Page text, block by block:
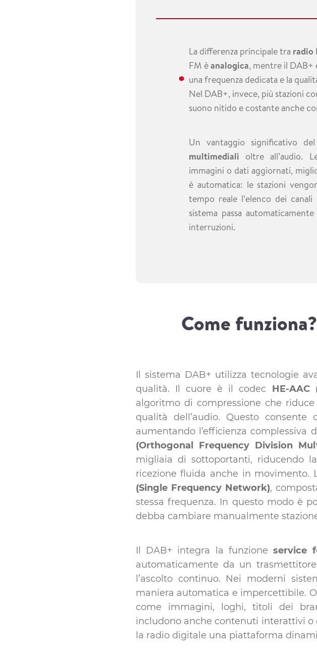
La differenza principale tra radio
FM èanalogica, mentre il DAB+
una frequenza dedicata e la
Nel DAB+, invece, più stazioni
suono nitido e costante anche
Un vantaggio significativo
multimediali oltre all’audio.
immagini o dati aggiornati,
è automatica: le stazioni
tempo reale l’elenco dei
sistema passa
interruzioni.
Come funziona?
Il sistema DAB+ utilizza tecnologie
qualità. Il cuore è il codec HE-
algoritmo di compressione che
qualità dell’audio. Questo
aumentando l’efficienza
(Orthogonal Frequency Division
migliaia di sottoportanti, riducendo
ricezione fluida anche in movimento.
(Single Frequency Network),
stessa frequenza. In questo modo è
debba cambiare manualmente
Il DAB+ integra la funzioneservice
automaticamente da un
l’ascolto continuo. Nei moderni
maniera automatica e impercettibile.
come immagini, loghi, titoli dei
includono anche contenuti interattivi
la radio digitale una piattaforma